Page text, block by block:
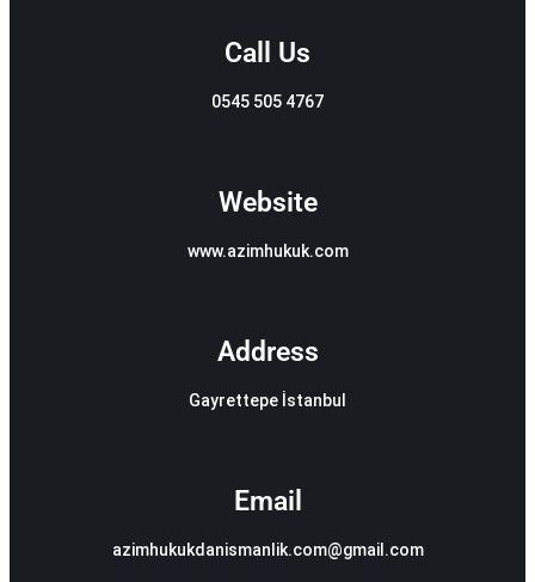
Call Us
0545 505 4767
Website
www.azimhukuk.com
Address
Gayrettepe İstanbul
Email
azimhukukdanismanlik.com@gmail.com